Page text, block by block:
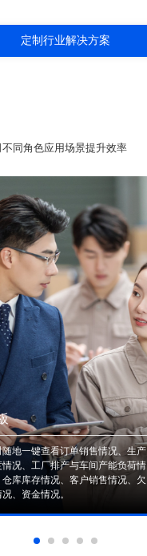
定制行业解决方案
同角色应用场景提升效率
随地一键查看订单销售情况、生产
情况、工厂排产与车间产能负荷情
仓库库存情况、客户销售情况、欠
、资金情况。